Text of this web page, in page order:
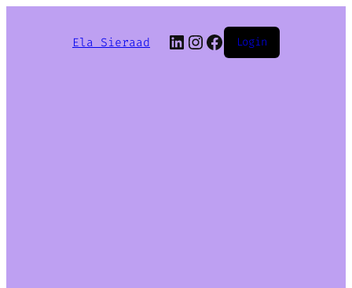
Ela Sieraad LinkedIn
Instagram
Facebook
Login